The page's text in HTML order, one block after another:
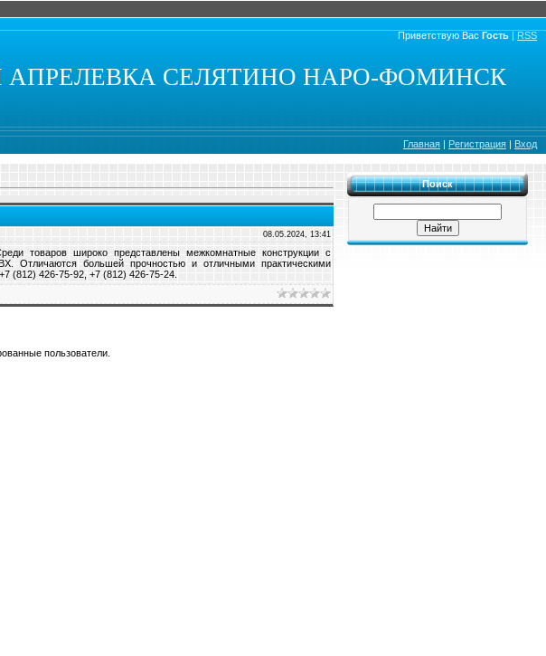
Приветствую Вас Гость | RSS
АПРЕЛЕВКА СЕЛЯТИНО НАРО-ФОМИНСК
Главная | Регистрация | Вход
08.05.2024, 13:41
товаров широко представлены межкомнатные конструкции с
Отличаются большей прочностью и отличными практическими
(812) 426-75-92, +7 (812) 426-75-24.
пользователи.
Поиск